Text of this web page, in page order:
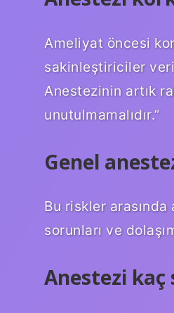
Ameliyat öncesi
sakinleştiriciler
Anestezinin artık
unutulmamalıdır.”
Genel
Bu riskler
sorunları ve
Anestezi